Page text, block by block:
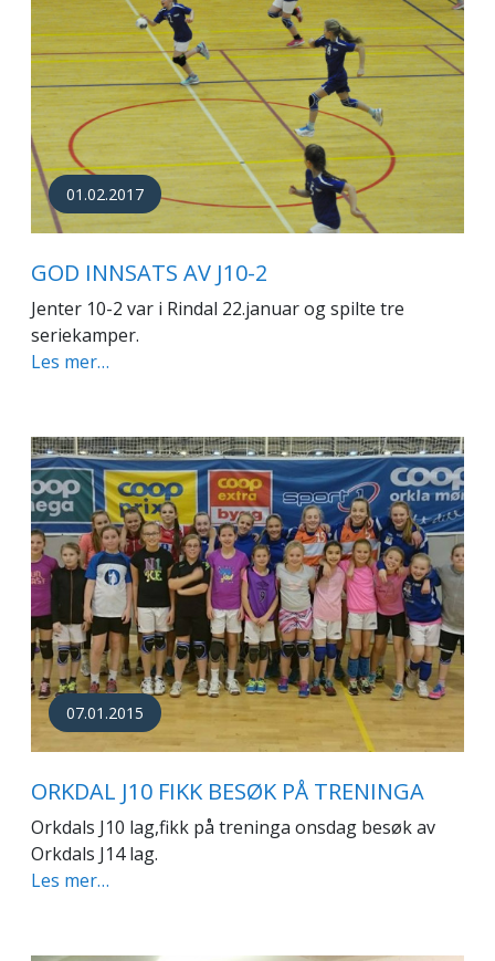
01.02.2017
GOD INNSATS AV J10-2
Jenter 10-2 var i Rindal 22.januar og spilte tre
seriekamper.
Les mer…
07.01.2015
ORKDAL J10 FIKK BESØK PÅ TRENINGA
Orkdals J10 lag,fikk på treninga onsdag besøk av
Orkdals J14 lag.
Les mer…